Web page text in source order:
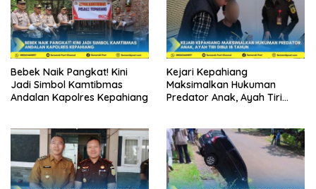
Bebek Naik Pangkat! Kini
Jadi Simbol Kamtibmas
Andalan Kapolres Kepahiang
Kejari Kepahiang
Maksimalkan Hukuman
Predator Anak, Ayah Tiri